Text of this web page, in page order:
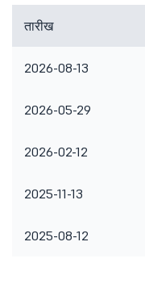
तारीख
2026-08-13
2026-05-29
2026-02-12
2025-11-13
2025-08-12